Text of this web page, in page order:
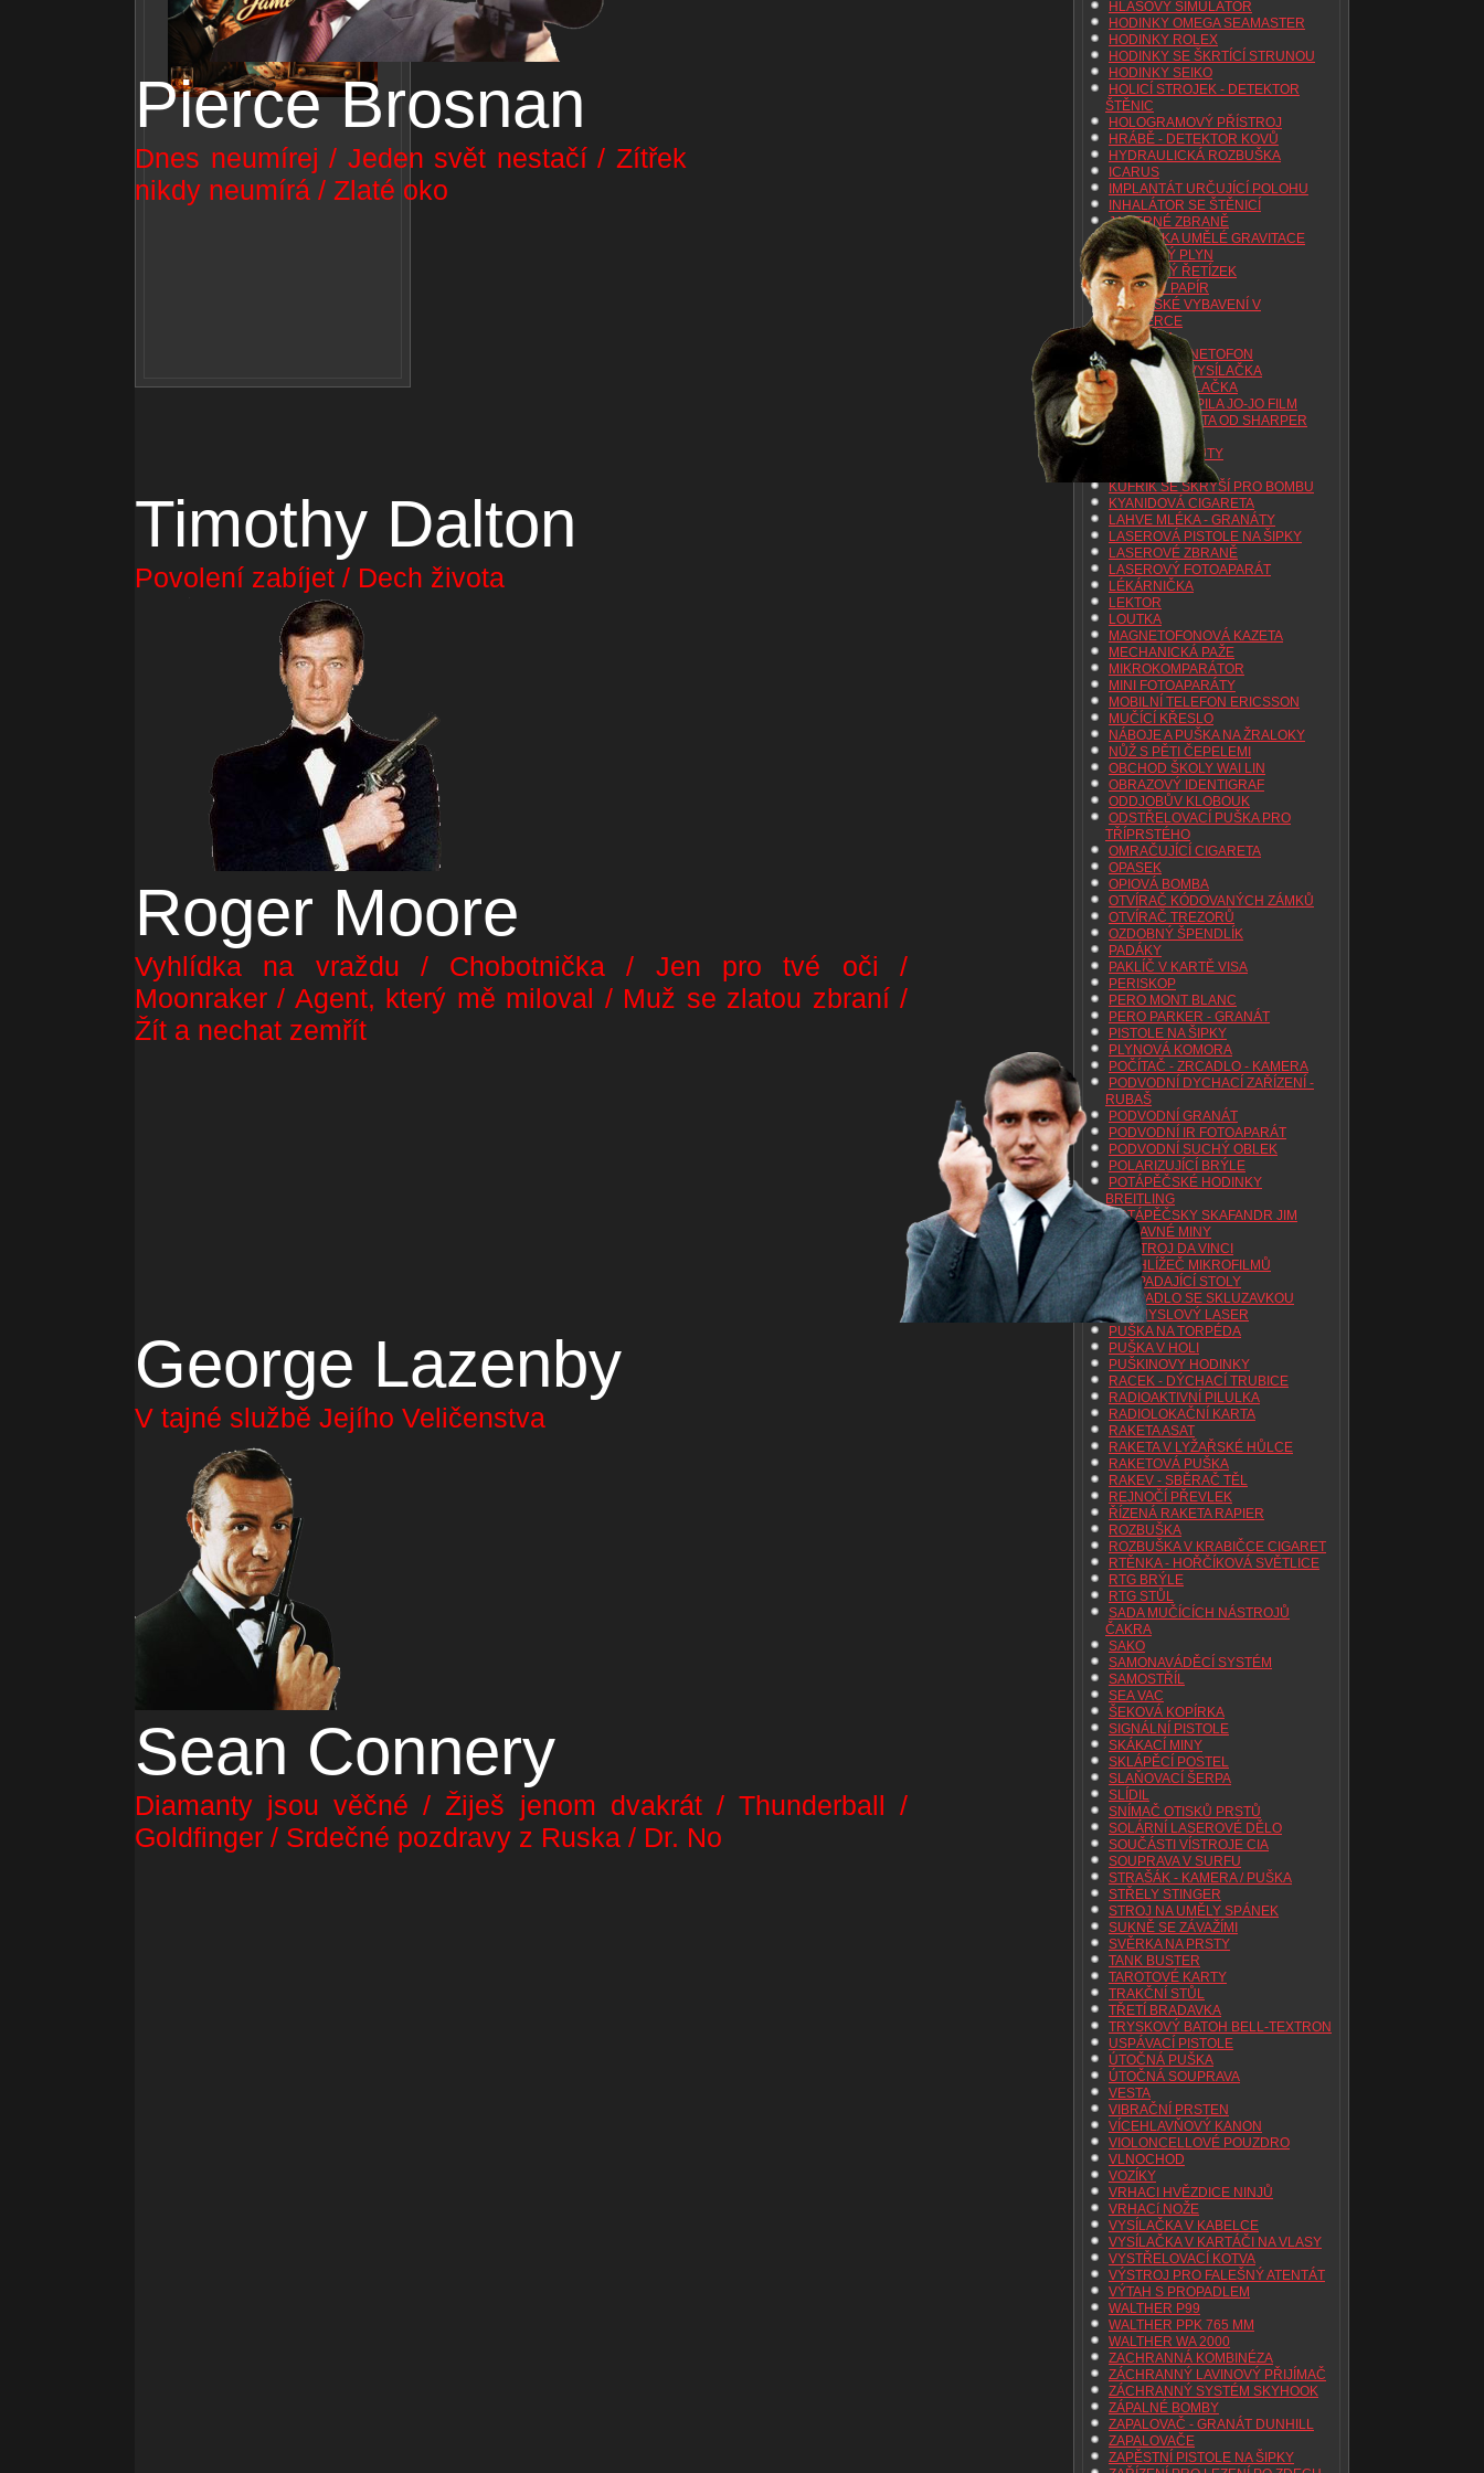
Pierce Brosnan
Dnes neumírej / Jeden svět nestačí / Zítřek
nikdy neumírá / Zlaté oko
Timothy Dalton
Povolení zabíjet / Dech života
Roger Moore
Vyhlídka na vraždu / Chobotnička / Jen pro tvé oči /
Moonraker / Agent, který mě miloval / Muž se zlatou zbraní /
Žít a nechat zemřít
George Lazenby
V tajné službě Jejího Veličenstva
Sean Connery
Diamanty jsou věčné / Žiješ jenom dvakrát / Thunderball /
Goldfinger / Srdečné pozdravy z Ruska / Dr. No
HLASOVÝ SIMULÁTOR
HODINKY OMEGA SEAMASTER
HODINKY ROLEX
HODINKY SE ŠKRTÍCÍ STRUNOU
HODINKY SEIKO
HOLICÍ STROJEK - DETEKTOR
ŠTĚNIC
HOLOGRAMOVÝ PŘÍSTROJ
HRÁBĚ - DETEKTOR KOVŮ
HYDRAULICKÁ ROZBUŠKA
ICARUS
IMPLANTÁT URČUJÍCÍ POLOHU
INHALÁTOR SE ŠTĚNICÍ
JADERNÉ ZBRANĚ
JEDNOTKA UMĚLÉ GRAVITACE
JEDOVATÝ PLYN
JEDOVÁTÝ ŘETÍZEK
JISKŘIVÝ PAPÍR
KASAŘSKÉ VYBAVENÍ V
TABATERCE
KLÍČENKA
KNIHA - MAGNETOFON
KOMPAKTNÍ VYSÍLAČKA
KOŠTĚ - VYSÍLAČKA
KOTOUČOVÁ PILA JO-JO FILM
KREDITNÍ KARTA OD SHARPER
KŘESLO S POUTY
KUFŘÍK SE SKRÝŠÍ PRO BOMBU
KYANIDOVÁ CIGARETA
LAHVE MLÉKA - GRANÁTY
LASEROVÁ PISTOLE NA ŠIPKY
LASEROVÉ ZBRANĚ
LASEROVÝ FOTOAPARÁT
LÉKÁRNIČKA
LEKTOR
LOUTKA
MAGNETOFONOVÁ KAZETA
MECHANICKÁ PAŽE
MIKROKOMPARÁTOR
MINI FOTOAPARÁTY
MOBILNÍ TELEFON ERICSSON
MUČÍCÍ KŘESLO
NÁBOJE A PUŠKA NA ŽRALOKY
NŮŽ S PĚTI ČEPELEMI
OBCHOD ŠKOLY WAI LIN
OBRAZOVÝ IDENTIGRAF
ODDJOBŮV KLOBOUK
ODSTŘELOVACÍ PUŠKA PRO
TŘÍPRSTÉHO
OMRAČUJÍCÍ CIGARETA
OPASEK
OPIOVÁ BOMBA
OTVÍRAČ KÓDOVANÝCH ZÁMKŮ
OTVÍRAČ TREZORŮ
OZDOBNÝ ŠPENDLÍK
PADÁKY
PAKLÍČ V KARTĚ VISA
PERISKOP
PERO MONT BLANC
PERO PARKER - GRANÁT
PISTOLE NA ŠIPKY
PLYNOVÁ KOMORA
POČÍTAČ - ZRCADLO - KAMERA
PODVODNÍ DYCHACÍ ZAŘÍZENÍ -
RUBAŠ
PODVODNÍ GRANÁT
PODVODNÍ IR FOTOAPARÁT
PODVODNÍ SUCHÝ OBLEK
POLARIZUJÍCÍ BRÝLE
POTÁPĚČSKÉ HODINKY
BREITLING
POTÁPĚČSKY SKAFANDR JIM
PŘÍSAVNÉ MINY
PŘISTROJ DA VINCI
PROHLÍŽEČ MIKROFILMŮ
PROPADAJÍCÍ STOLY
PROPADLO SE SKLUZAVKOU
PRŮMYSLOVÝ LASER
PUŠKA NA TORPÉDA
PUŠKA V HOLI
PUŠKINOVY HODINKY
RACEK - DÝCHACÍ TRUBICE
RADIOAKTIVNÍ PILULKA
RADIOLOKAČNÍ KARTA
RAKETA ASAT
RAKETA V LYŽAŘSKÉ HŮLCE
RAKETOVÁ PUŠKA
RAKEV - SBĚRAČ TĚL
REJNOČÍ PŘEVLEK
ŘÍZENÁ RAKETA RAPIER
ROZBUŠKA
ROZBUŠKA V KRABIČCE CIGARET
RTĚNKA - HOŘČÍKOVÁ SVĚTLICE
RTG BRÝLE
RTG STŮL
SADA MUČÍCÍCH NÁSTROJŮ
ČAKRA
SAKO
SAMONAVÁDĚCÍ SYSTÉM
SAMOSTŘÍL
SEA VAC
ŠEKOVÁ KOPÍRKA
SIGNÁLNÍ PISTOLE
SKÁKACÍ MINY
SKLÁPĚCÍ POSTEL
SLAŇOVACÍ ŠERPA
SLÍDIL
SNÍMAČ OTISKŮ PRSTŮ
SOLÁRNÍ LASEROVÉ DĚLO
SOUČÁSTI VÍSTROJE CIA
SOUPRAVA V SURFU
STRAŠÁK - KAMERA / PUŠKA
STŘELY STINGER
STROJ NA UMĚLY SPÁNEK
SUKNĚ SE ZÁVAŽÍMI
SVĚRKA NA PRSTY
TANK BUSTER
TAROTOVÉ KARTY
TRAKČNÍ STŮL
TŘETÍ BRADAVKA
TRYSKOVÝ BATOH BELL-TEXTRON
USPÁVACÍ PISTOLE
ÚTOČNÁ PUŠKA
ÚTOČNÁ SOUPRAVA
VESTA
VIBRAČNÍ PRSTEN
VÍCEHLAVŇOVÝ KANON
VIOLONCELLOVÉ POUZDRO
VLNOCHOD
VOZÍKY
VRHACI HVĚZDICE NINJŮ
VRHACí NOŽE
VYSÍLAČKA V KABELCE
VYSÍLAČKA V KARTÁČI NA VLASY
VYSTŘELOVACÍ KOTVA
VÝSTROJ PRO FALEŠNÝ ATENTÁT
VÝTAH S PROPADLEM
WALTHER P99
WALTHER PPK 765 MM
WALTHER WA 2000
ZACHRANNÁ KOMBINÉZA
ZÁCHRANNÝ LAVINOVÝ PŘIJÍMAČ
ZÁCHRANNÝ SYSTÉM SKYHOOK
ZÁPALNÉ BOMBY
ZAPALOVAČ - GRANÁT DUNHILL
ZAPALOVAČE
ZAPĚSTNÍ PISTOLE NA ŠIPKY